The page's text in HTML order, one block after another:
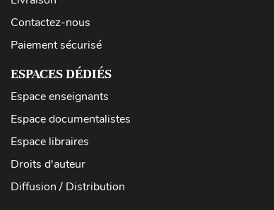
Contactez-nous
Paiement sécurisé
ESPACES DÉDIÉS
Espace enseignants
Espace documentalistes
Espace libraires
Droits d'auteur
Diffusion / Distribution